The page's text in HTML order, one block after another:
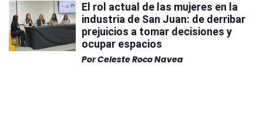
El rol actual de las mujeres en la
industria de San Juan: de derribar
prejuicios a tomar decisiones y
ocupar espacios
PorCeleste Roco Navea